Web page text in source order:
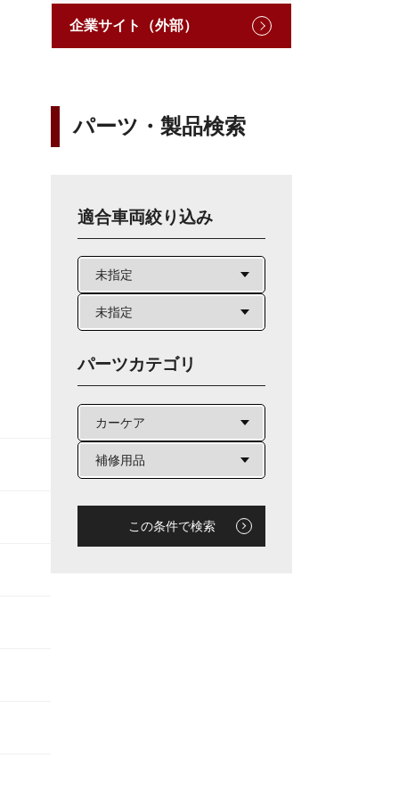
企業サイト（外部）
パーツ・製品検索
適合車両絞り込み
パーツカテゴリ
この条件で検索